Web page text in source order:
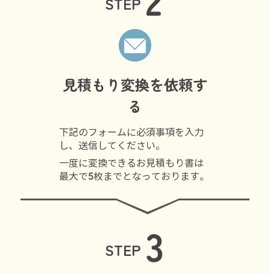
見積もり変換を依頼す
る
下記のフォームに必須事項を入力
し、送信してください。
一度に変換できるお見積もり書は
最大で5枚までとなっております。
STEP 3